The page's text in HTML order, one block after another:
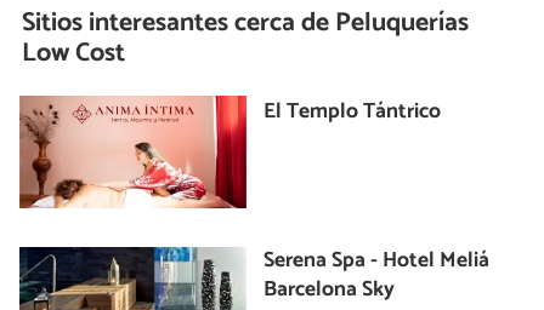
Sitios interesantes cerca dePeluquerías
Low Cost
El Templo Tántrico
Serena Spa - Hotel Meliá
Barcelona Sky